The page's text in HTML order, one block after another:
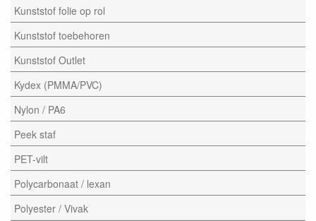
Kunststof folie op rol
Kunststof toebehoren
Kunststof Outlet
Kydex (PMMA/PVC)
Nylon / PA6
Peek staf
PET-vilt
Polycarbonaat / lexan
Polyester / Vivak